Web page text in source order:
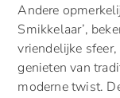
Andere
Smikkelaar’,
vriendelijke sfeer,
genieten van
moderne twist.